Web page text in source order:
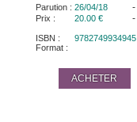
Parution : 26/04/18 -
Prix : 20.00 € -
ISBN :
9782749934945
Format :
ACHETER